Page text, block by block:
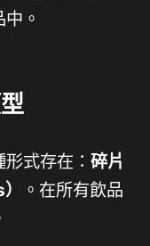
。
式存在： 碎片
。在所有飲品